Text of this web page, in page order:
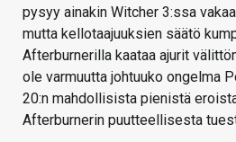
pysyy ainakin Witcher 3:ssa
mutta kellotaajuuksien säätö
Afterburnerilla kaataa ajurit
ole varmuutta johtuuko ongelma
20:n mahdollisista pienistä
Afterburnerin puutteellisesta